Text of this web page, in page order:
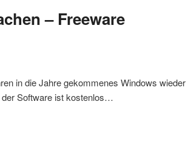
– Freeware
in die Jahre gekommenes Windows wieder
Software ist kostenlos…